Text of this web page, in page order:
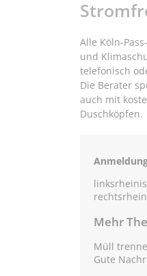
Alle Köln-
und
telefonisch
Die Berater
auch mit
Duschköpfen.
Mehr
Müll
Gute